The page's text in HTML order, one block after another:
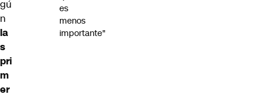
gú
n
la
s
pri
m
er
es
menos
importante"